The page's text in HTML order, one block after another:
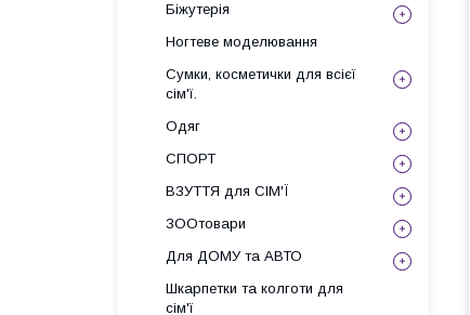
Біжутерія
Ногтеве моделювання
Сумки, косметички для всієї
сім'ї.
Одяг
СПОРТ
ВЗУТТЯ для СІМ'Ї
ЗООтовари
Для ДОМУ та АВТО
Шкарпетки та колготи для
сім'ї